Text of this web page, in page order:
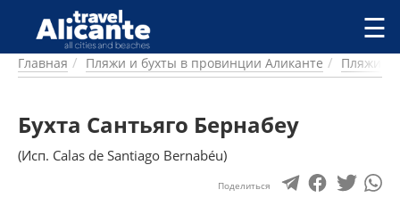
Перейти к основному содержанию
ГОРОДА
ПИТАНИЕ
ПРОЖИВАНИЕ
ПЛЯЖИ
ДОСТОПРИМЕЧАТЕЛЬНОСТИ
☰
Главная Пляжи и бухты в провинции Аликанте Пляжи и
Бухта Сантьяго Бернабеу
(Исп. Calas de Santiago Bernabéu)
Поделиться